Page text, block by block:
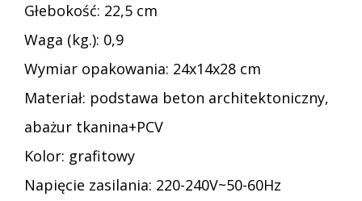
Głebokość: 22,5 cm
Waga (kg.): 0,9
Wymiar opakowania: 24x14x28 cm
Materiał: podstawa beton architektoniczny,
abażur tkanina+PCV
Kolor: grafitowy
Napięcie zasilania: 220-240V~50-60Hz